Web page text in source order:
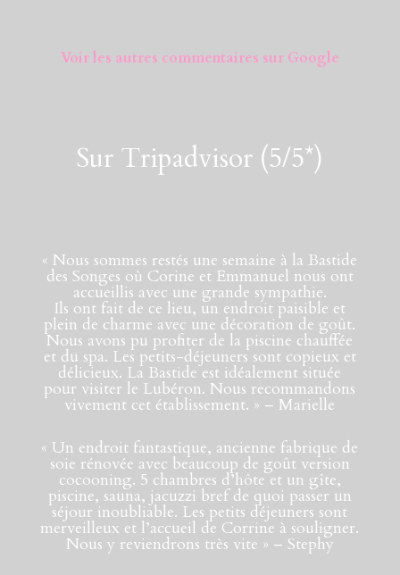
Voir les autres commentaires sur Google
Sur Tripadvisor (5/5*)
« Nous sommes restés une semaine à la Bastide
des Songes où Corine et Emmanuel nous ont
accueillis avec une grande sympathie.
Ils ont fait de ce lieu, un endroit paisible et
plein de charme avec une décoration de goût.
Nous avons pu profiter de la piscine chauffée
et du spa. Les petits-déjeuners sont copieux et
délicieux. La Bastide est idéalement située
pour visiter le Lubéron. Nous recommandons
vivement cet établissement. » – Marielle
« Un endroit fantastique, ancienne fabrique de
soie rénovée avec beaucoup de goût version
cocooning. 5 chambres d’hôte et un gîte,
piscine, sauna, jacuzzi bref de quoi passer un
séjour inoubliable. Les petits déjeuners sont
merveilleux et l’accueil de Corrine à souligner.
Nous y reviendrons très vite » – Stephy